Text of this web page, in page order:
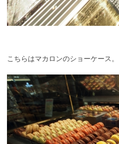
こちらはマカロンのショーケース。